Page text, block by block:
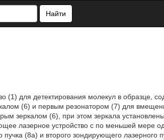
Найти
(1) для детектирования молекул в образце,
(6) и первым резонатором (7) для
зеркалом (6), при этом зеркала
лазерное устройство с по меньшей мере
(8а) и второго зондирующего лазерного